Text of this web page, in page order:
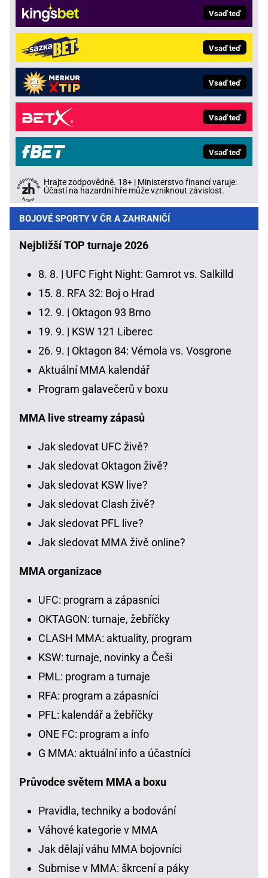
Vsaď teď
Vsaď teď
Vsaď teď
Vsaď teď
Vsaď teď
Hrajte zodpovědně. 18+ | Ministerstvo financí varuje:
Účastí na hazardní hře může vzniknout závislost.
BOJOVÉ SPORTY V ČR A ZAHRANIČÍ
Nejbližší TOP turnaje 2026
8. 8. | UFC Fight Night: Gamrot vs. Salkilld
15. 8. RFA 32: Boj o Hrad
12. 9. | Oktagon 93 Brno
19. 9. | KSW 121 Liberec
26. 9. | Oktagon 84: Vémola vs. Vosgrone
Aktuální MMA kalendář
Program galavečerů v boxu
MMA live streamy zápasů
Jak sledovat UFC živě?
Jak sledovat Oktagon živě?
Jak sledovat KSW live?
Jak sledovat Clash živě?
Jak sledovat PFL live?
Jak sledovat MMA živě online?
MMA organizace
UFC: program a zápasníci
OKTAGON: turnaje, žebříčky
CLASH MMA: aktuality, program
KSW: turnaje, novinky a Češi
PML: program a turnaje
RFA: program a zápasníci
PFL: kalendář a žebříčky
ONE FC: program a info
G MMA: aktuální info a účastníci
Průvodce světem MMA a boxu
Pravidla, techniky a bodování
Váhové kategorie v MMA
Jak dělají váhu MMA bojovníci
Submise v MMA: škrcení a páky